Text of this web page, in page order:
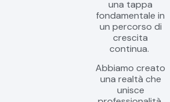
una tappa
fondamentale in
un percorso di
crescita
continua.
Abbiamo creato
una realtà che
unisce